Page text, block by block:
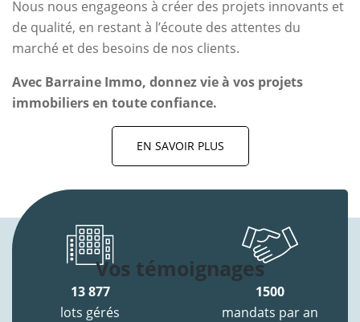
Nous nous engageons à créer des projets innovants et
de qualité, en restant à l’écoute des attentes du
marché et des besoins de nos clients.
Avec Barraine Immo, donnez vie à vos projets
immobiliers en toute confiance.
EN SAVOIR PLUS
Vos témoignages
13 877
lots gérés
1500
mandats par an